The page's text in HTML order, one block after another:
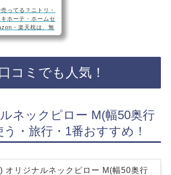
ってる？ニトリ・
ホーテ・ホームセ
・楽天枕は、無
、カインズ、しま
サポート 通気性抜
コミでも人気！
ネックピロー M(幅50奥行
・旅行・1番おすすめ！
オリジナルネックピロー M(幅50奥行